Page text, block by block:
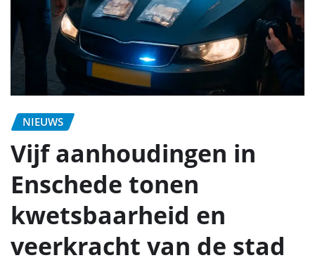
NIEUWS
Vijf aanhoudingen in
Enschede tonen
kwetsbaarheid en
veerkracht van de stad